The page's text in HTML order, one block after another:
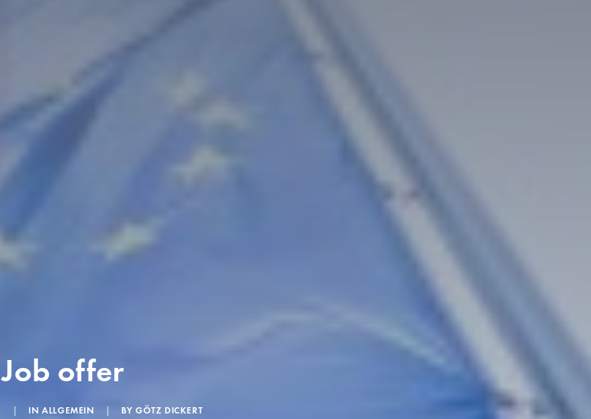
Job offer
| INALLGEMEIN | BYGÖTZ DICKERT